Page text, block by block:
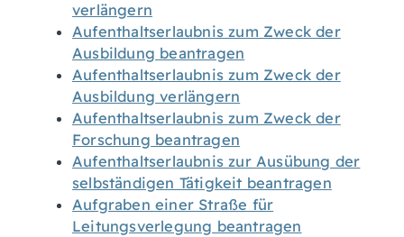
verlängern
Aufenthaltserlaubnis zum Zweck der
Ausbildung beantragen
Aufenthaltserlaubnis zum Zweck der
Ausbildung verlängern
Aufenthaltserlaubnis zum Zweck der
Forschung beantragen
Aufenthaltserlaubnis zur Ausübung der
selbständigen Tätigkeit beantragen
Aufgraben einer Straße für
Leitungsverlegung beantragen